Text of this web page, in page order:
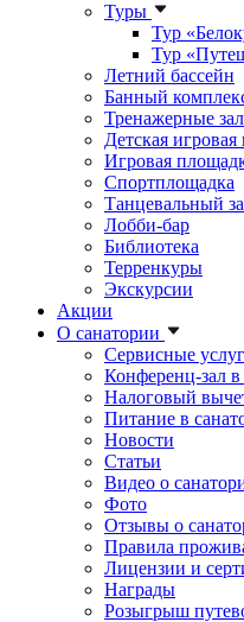
Туры
Тур
Тур
Летний бассейн
Банный
Тренажерные
Детская игровая
Игровая
Спортплощадка
Танцевальный
Лобби-бар
Библиотека
Терренкуры
Экскурсии
Акции
О санатории
Сервисные
Конференц-зал
Налоговый
Питание в
Новости
Статьи
Видео о
Фото
Отзывы о
Правила
Лицензии и
Награды
Розыгрыш